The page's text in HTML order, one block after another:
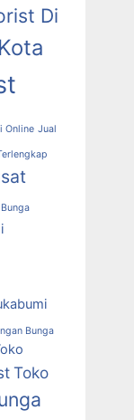
Di
Online Jual
Bunga
Toko